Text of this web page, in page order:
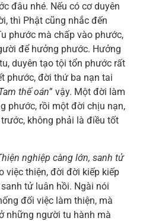
đâu nhé. Nếu có cơ duyên
thì Phật cũng nhắc đến
phước mà chấp vào phước,
để hưởng phước. Hưởng
duyên tạo tội tổn phước rất
phước, đời thứ ba nạn tai
thế oán” vậy. Một đời làm
phước, rồi một đời chịu nạn,
không phải là điều tốt
hiện nghiệp càng lớn, sanh tử
việc thiện, đời đời kiếp kiếp
tử luân hồi. Ngài nói
đối việc làm thiện, mà
những người tu hành mà